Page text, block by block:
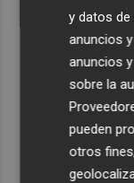
y datos
anuncios
anuncios
sobre la
pueden
otros